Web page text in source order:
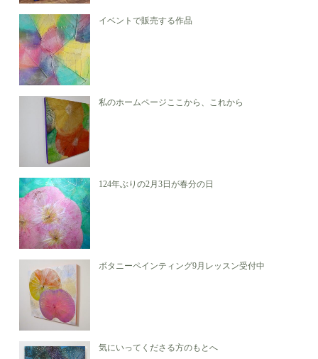
イベントで販売する作品
私のホームページここから、これから
124年ぶりの2月3日が春分の日
ボタニーペインティング9月レッスン受付中
気にいってくださる方のもとへ